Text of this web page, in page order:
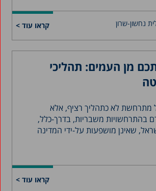
קראו עוד > נחשון-שרון
מן העמים: תהליכי
מתרחשת לא כתהליך רציף, אלא
בהתרחשויות משבריות, בדרך-כלל,
שאינן מושפעות על-ידי המדינה
קראו עוד >